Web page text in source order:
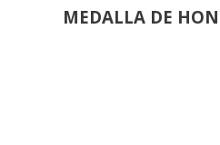
MEDALLA DE